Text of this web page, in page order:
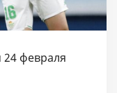
24 февраля